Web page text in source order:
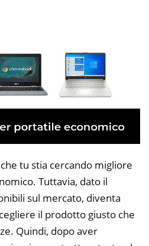
tu stia cercando migliore
Tuttavia, dato il
sul mercato, diventa
il prodotto giusto che
Quindi, dopo aver